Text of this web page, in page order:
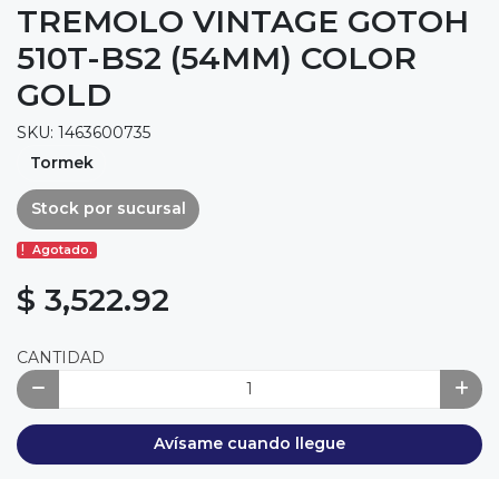
TREMOLO VINTAGE GOTOH
510T-BS2 (54MM) COLOR
GOLD
SKU: 1463600735
Tormek
Stock por sucursal
Agotado.
$ 3,522.92
CANTIDAD
Avísame cuando llegue